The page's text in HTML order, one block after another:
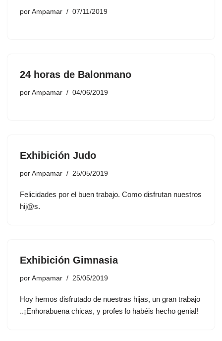
por Ampamar 07/11/2019
24 horas de Balonmano
por Ampamar 04/06/2019
Exhibición Judo
por Ampamar 25/05/2019
Felicidades por el buen trabajo. Como disfrutan nuestros
hij@s.
Exhibición Gimnasia
por Ampamar 25/05/2019
Hoy hemos disfrutado de nuestras hijas, un gran trabajo
..¡Enhorabuena chicas, y profes lo habéis hecho genial!